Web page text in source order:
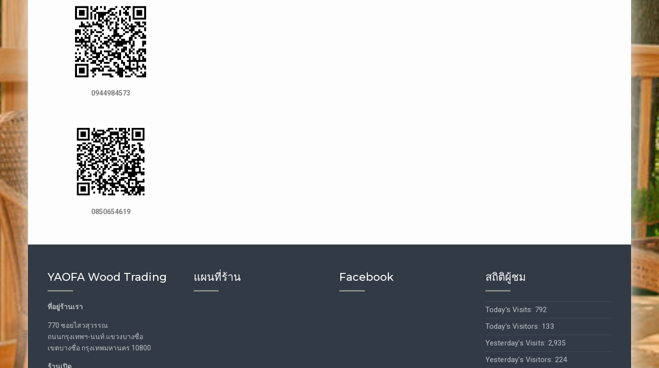
0944984573
0850654619
YAOFA Wood Trading
ที่อยู่ร้านเรา
770 ซอยไสวสุวรรณ
ถนนกรุงเทพฯ-นนท์ แขวงบางซื่อ
เขตบางซื่อ กรุงเทพมหานคร 10800
แผนที่ร้าน Facebook สถิติผู้ชม
Today's Visits: 792
Today's Visitors: 133
Yesterday's Visits: 2,935
Yesterday's Visitors: 224